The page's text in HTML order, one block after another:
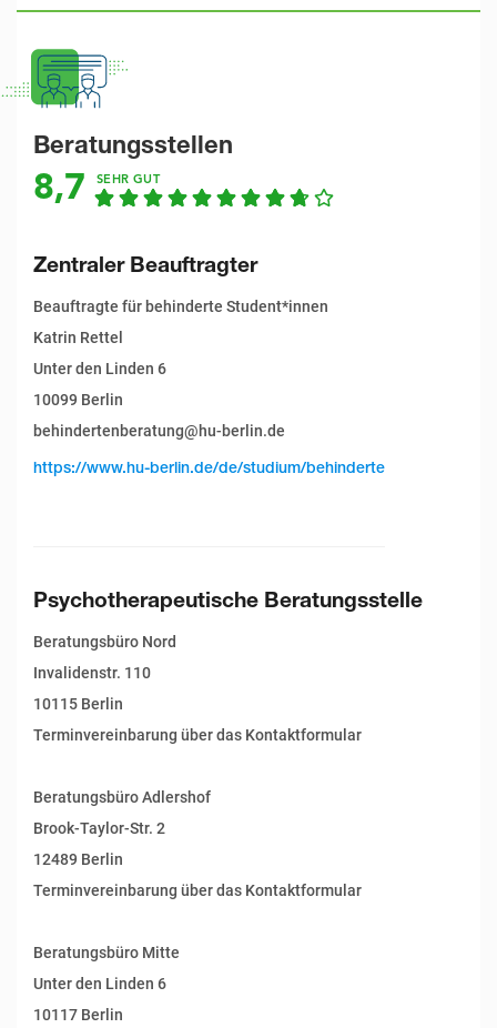
Beratungsstellen
8,7 SEHR GUT
Zentraler Beauftragter
Beauftragte für behinderte Student*innen
Katrin Rettel
Unter den Linden 6
10099 Berlin
behindertenberatung@hu-berlin.de
https://www.hu-berlin.de/de/studium/behinderte
Psychotherapeutische Beratungsstelle
Beratungsbüro Nord
Invalidenstr. 110
10115 Berlin
Terminvereinbarung über das Kontaktformular
Beratungsbüro Adlershof
Brook-Taylor-Str. 2
12489 Berlin
Terminvereinbarung über das Kontaktformular
Beratungsbüro Mitte
Unter den Linden 6
10117 Berlin